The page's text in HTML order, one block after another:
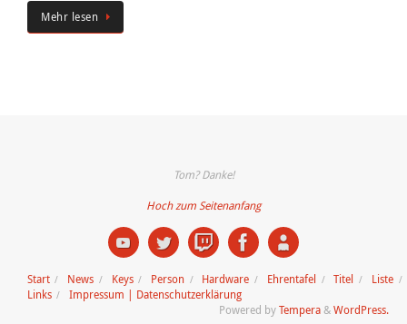
Mehr lesen
Tom? Danke!
Hoch zum Seitenanfang
Start News Keys Person Hardware Ehrentafel Titel
Liste
Links
Impressum | Datenschutzerklärung
Powered byTempera&WordPress.